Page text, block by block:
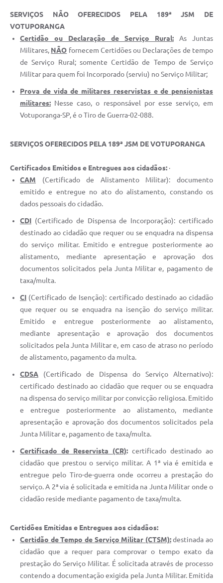
SERVIÇOS NÃO OFERECIDOS PELA 189ª JSM DE
VOTUPORANGA
Certidão ou Declaração de Serviço Rural: As Juntas
Militares, NÃO fornecem Certidões ou Declarações de tempo
de Serviço Rural; somente Certidão de Tempo de Serviço
Militar para quem foi Incorporado (serviu) no Serviço Militar;
Prova de vida de militares reservistas e de pensionistas
militares: Nesse caso, o responsável por esse serviço, em
Votuporanga-SP, é o Tiro de Guerra-02-088.
SERVIÇOS OFERECIDOS PELA 189ª JSM DE VOTUPORANGA
Certificados Emitidos e Entregues aos cidadãos: ·
CAM (Certificado de Alistamento Militar): documento
emitido e entregue no ato do alistamento, constando os
dados pessoais do cidadão.
CDI (Certificado de Dispensa de Incorporação): certificado
destinado ao cidadão que requer ou se enquadra na dispensa
do serviço militar. Emitido e entregue posteriormente ao
alistamento, mediante apresentação e aprovação dos
documentos solicitados pela Junta Militar e, pagamento de
taxa/multa.
CI (Certificado de Isenção): certificado destinado ao cidadão
que requer ou se enquadra na isenção do serviço militar.
Emitido e entregue posteriormente ao alistamento,
mediante apresentação e aprovação dos documentos
solicitados pela Junta Militar e, em caso de atraso no período
de alistamento, pagamento da multa.
CDSA (Certificado de Dispensa do Serviço Alternativo):
certificado destinado ao cidadão que requer ou se enquadra
na dispensa do serviço militar por convicção religiosa. Emitido
e entregue posteriormente ao alistamento, mediante
apresentação e aprovação dos documentos solicitados pela
Junta Militar e, pagamento de taxa/multa.
Certificado de Reservista (CR): certificado destinado ao
cidadão que prestou o serviço militar. A 1ª via é emitida e
entregue pelo Tiro-de-guerra onde ocorreu a prestação do
serviço. A 2ª via é solicitada e emitida na Junta Militar onde o
cidadão reside mediante pagamento de taxa/multa.
Certidões Emitidas e Entregues aos cidadãos:
Certidão de Tempo de Serviço Militar (CTSM):destinada ao
cidadão que a requer para comprovar o tempo exato da
prestação do Serviço Militar. É solicitada através de processo
contendo a documentação exigida pela Junta Militar. Emitida